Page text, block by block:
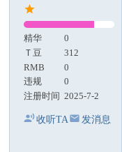
精华
0
Ｔ豆
312
RMB
0
违规
0
注册时间 2025-7-2
收听TA 发消息